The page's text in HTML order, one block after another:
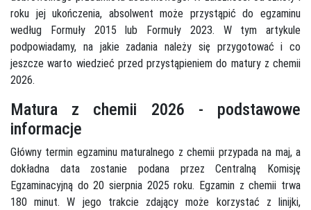
roku jej ukończenia, absolwent może przystąpić do egzaminu
według Formuły 2015 lub Formuły 2023. W tym artykule
podpowiadamy, na jakie zadania należy się przygotować i co
jeszcze warto wiedzieć przed przystąpieniem do matury z chemii
2026.
Matura z chemii 2026 - podstawowe
informacje
Główny termin egzaminu maturalnego z chemii przypada na maj, a
dokładna data zostanie podana przez Centralną Komisję
Egzaminacyjną do 20 sierpnia 2025 roku. Egzamin z chemii trwa
180 minut. W jego trakcie zdający może korzystać z linijki,